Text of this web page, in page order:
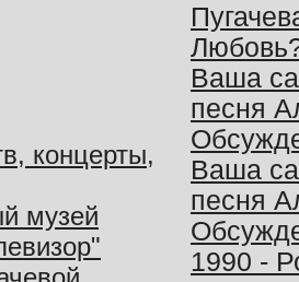
концерты,
музей
Ваша
песня
Ваша
песня
1990 -